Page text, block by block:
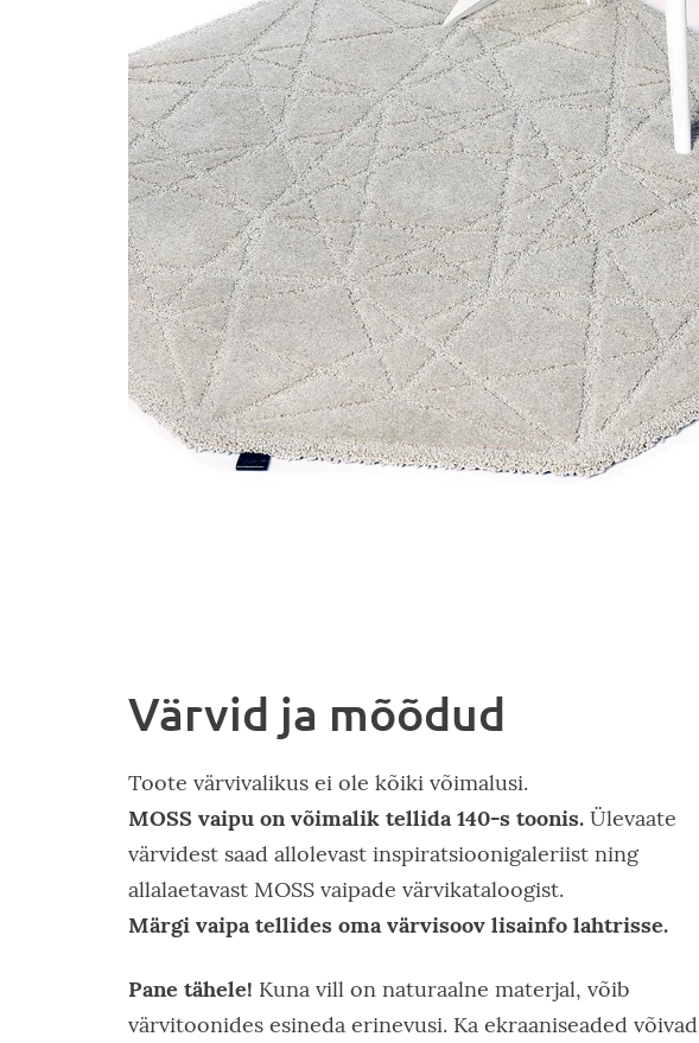
Värvid ja mõõdud
Toote värvivalikus ei ole kõiki võimalusi.
MOSS vaipu on võimalik tellida 140-s toonis. Ülevaate
värvidest saad allolevast inspiratsioonigaleriist ning
allalaetavast MOSS vaipade värvikataloogist.
Märgi vaipa tellides oma värvisoov lisainfo lahtrisse.
Pane tähele! Kuna vill on naturaalne materjal, võib
värvitoonides esineda erinevusi. Ka ekraaniseaded võivad